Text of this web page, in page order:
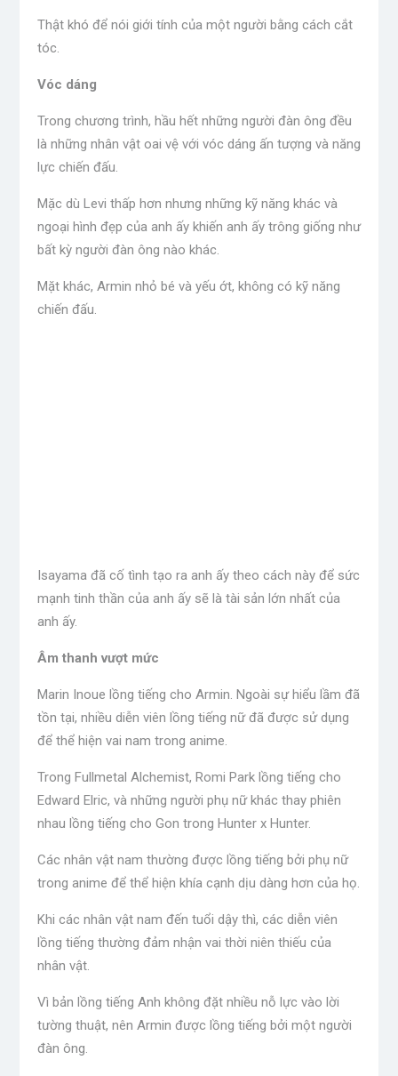
Thật khó để nói giới tính của một người bằng cách cắt
tóc.
Vóc dáng
Trong chương trình, hầu hết những người đàn ông đều
là những nhân vật oai vệ với vóc dáng ấn tượng và năng
lực chiến đấu.
Mặc dù Levi thấp hơn nhưng những kỹ năng khác và
ngoại hình đẹp của anh ấy khiến anh ấy trông giống như
bất kỳ người đàn ông nào khác.
Mặt khác, Armin nhỏ bé và yếu ớt, không có kỹ năng
chiến đấu.
Isayama đã cố tình tạo ra anh ấy theo cách này để sức
mạnh tinh thần của anh ấy sẽ là tài sản lớn nhất của
anh ấy.
Âm thanh vượt mức
Marin Inoue lồng tiếng cho Armin. Ngoài sự hiểu lầm đã
tồn tại, nhiều diễn viên lồng tiếng nữ đã được sử dụng
để thể hiện vai nam trong anime.
Trong Fullmetal Alchemist, Romi Park lồng tiếng cho
Edward Elric, và những người phụ nữ khác thay phiên
nhau lồng tiếng cho Gon trong Hunter x Hunter.
Các nhân vật nam thường được lồng tiếng bởi phụ nữ
trong anime để thể hiện khía cạnh dịu dàng hơn của họ.
Khi các nhân vật nam đến tuổi dậy thì, các diễn viên
lồng tiếng thường đảm nhận vai thời niên thiếu của
nhân vật.
Vì bản lồng tiếng Anh không đặt nhiều nỗ lực vào lời
tường thuật, nên Armin được lồng tiếng bởi một người
đàn ông.